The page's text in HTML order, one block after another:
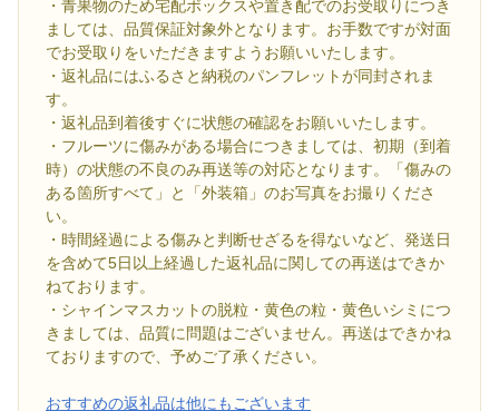
・青果物のため宅配ボックスや置き配でのお受取りにつき
ましては、品質保証対象外となります。お手数ですが対面
でお受取りをいただきますようお願いいたします。
・返礼品にはふるさと納税のパンフレットが同封されま
す。
・返礼品到着後すぐに状態の確認をお願いいたします。
・フルーツに傷みがある場合につきましては、初期（到着
時）の状態の不良のみ再送等の対応となります。「傷みの
ある箇所すべて」と「外装箱」のお写真をお撮りくださ
い。
・時間経過による傷みと判断せざるを得ないなど、発送日
を含めて5日以上経過した返礼品に関しての再送はできか
ねております。
・シャインマスカットの脱粒・黄色の粒・黄色いシミにつ
きましては、品質に問題はございません。再送はできかね
ておりますので、予めご了承ください。
おすすめの返礼品は他にもございます